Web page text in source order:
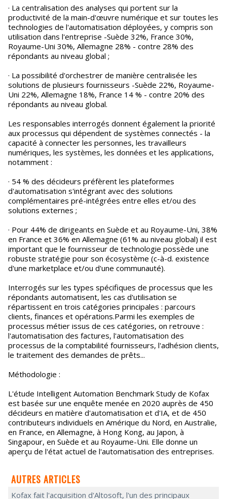
· La centralisation des analyses qui portent sur la
productivité de la main-d'œuvre numérique et sur toutes les
technologies de l'automatisation déployées, y compris son
utilisation dans l'entreprise -Suède 32%, France 30%,
Royaume-Uni 30%, Allemagne 28% - contre 28% des
répondants au niveau global ;
· La possibilité d'orchestrer de manière centralisée les
solutions de plusieurs fournisseurs -Suède 22%, Royaume-
Uni 22%, Allemagne 18%, France 14 % - contre 20% des
répondants au niveau global.
Les responsables interrogés donnent également la priorité
aux processus qui dépendent de systèmes connectés - la
capacité à connecter les personnes, les travailleurs
numériques, les systèmes, les données et les applications,
notamment :
· 54 % des décideurs préfèrent les plateformes
d'automatisation s'intégrant avec des solutions
complémentaires pré-intégrées entre elles et/ou des
solutions externes ;
· Pour 44% de dirigeants en Suède et au Royaume-Uni, 38%
en France et 36% en Allemagne (61% au niveau global) il est
important que le fournisseur de technologie possède une
robuste stratégie pour son écosystème (c-à-d. existence
d'une marketplace et/ou d'une communauté).
Interrogés sur les types spécifiques de processus que les
répondants automatisent, les cas d'utilisation se
répartissent en trois catégories principales : parcours
clients, finances et opérations.Parmi les exemples de
processus métier issus de ces catégories, on retrouve :
l'automatisation des factures, l'automatisation des
processus de la comptabilité fournisseurs, l'adhésion clients,
le traitement des demandes de prêts...
Méthodologie :
L'étude Intelligent Automation Benchmark Study de Kofax
est basée sur une enquête menée en 2020 auprès de 450
décideurs en matière d'automatisation et d'IA, et de 450
contributeurs individuels en Amérique du Nord, en Australie,
en France, en Allemagne, à Hong Kong, au Japon, à
Singapour, en Suède et au Royaume-Uni. Elle donne un
aperçu de l'état actuel de l'automatisation des entreprises.
AUTRES ARTICLES
Kofax fait l'acquisition d'Altosoft, l'un des principaux